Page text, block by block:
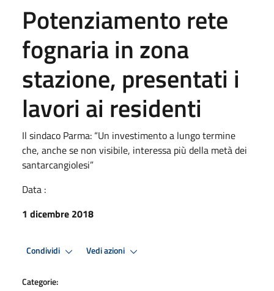
Potenziamento rete
fognaria in zona
stazione, presentati i
lavori ai residenti
Il sindaco Parma: “Un investimento a lungo termine
che, anche se non visibile, interessa più della metà dei
santarcangiolesi”
Data :
1 dicembre 2018
Condividi Vedi azioni
Categorie: